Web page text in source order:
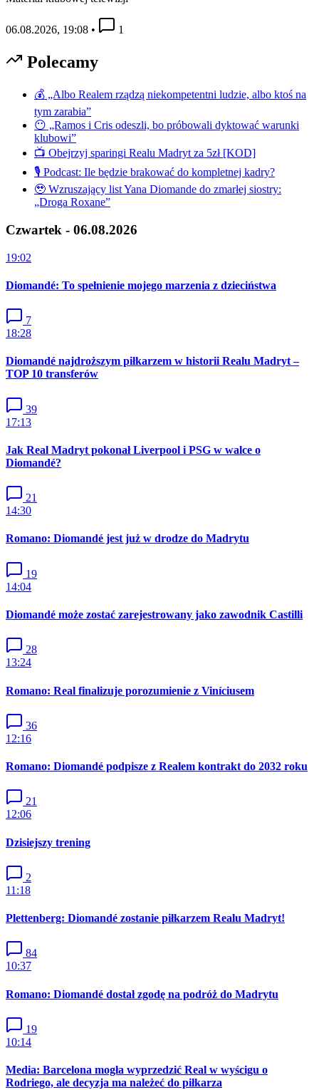
06.08.2026, 19:08 • 1
Polecamy
💰 „Albo Realem rządzą niekompetentni ludzie, albo ktoś na
tym zarabia”
😶 „Ramos i Cris odeszli, bo próbowali dyktować warunki
klubowi”
📺 Obejrzyj sparingi Realu Madryt za 5zł [KOD]
🎙️ Podcast: Ile będzie brakować do kompletnej kadry?
🥹 Wzruszający list Yana Diomande do zmarłej siostry:
„Droga Roxane”
Czwartek - 06.08.2026
19:02
Diomandé: To spełnienie mojego marzenia z dzieciństwa
7
18:28
Diomandé najdroższym piłkarzem w historii Realu Madryt –
TOP 10 transferów
39
17:13
Jak Real Madryt pokonał Liverpool i PSG w walce o
Diomandé?
21
14:30
Romano: Diomandé jest już w drodze do Madrytu
19
14:04
Diomandé może zostać zarejestrowany jako zawodnik Castilli
28
13:24
Romano: Real finalizuje porozumienie z Viníciusem
36
12:16
Romano: Diomandé podpisze z Realem kontrakt do 2032 roku
21
12:06
Dzisiejszy trening
2
11:18
Plettenberg: Diomandé zostanie piłkarzem Realu Madryt!
84
10:37
Romano: Diomandé dostał zgodę na podróż do Madrytu
19
10:14
Media: Barcelona mogła wyprzedzić Real w wyścigu o
Rodriego, ale decyzja ma należeć do piłkarza